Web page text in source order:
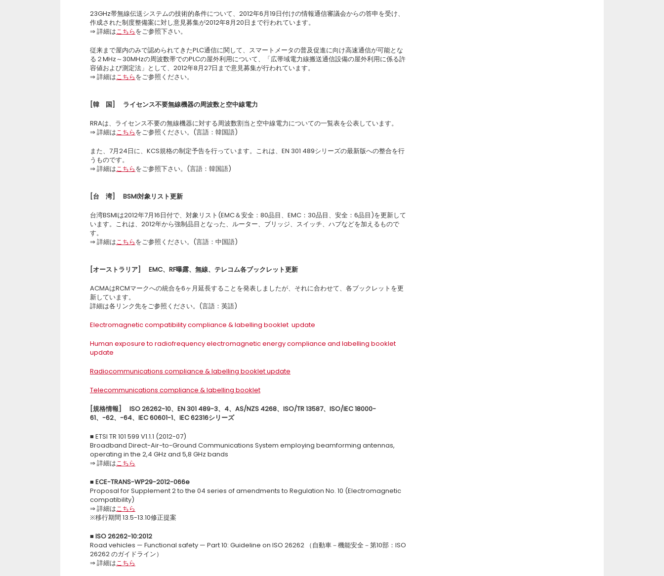
23GHz帯無線伝送システムの技術的条件について、2012年6月19日付けの情報通信審議会からの答申を受け、
作成された制度整備案に対し意見募集が2012年8月20日まで行われています。
⇒ 詳細はこちらをご参照下さい。
従来まで屋内のみで認められてきたPLC通信に関して、スマートメータの普及促進に向け高速通信が可能とな
る２MHz～30MHzの周波数帯でのPLCの屋外利用について、「広帯域電力線搬送通信設備の屋外利用に係る許
容値および測定法」として、2012年8月27日まで意見募集が行われています。
⇒ 詳細はこちらをご参照ください。
[韓 国] ライセンス不要無線機器の周波数と空中線電力
RRAは、ライセンス不要の無線機器に対する周波数割当と空中線電力についての一覧表を公表しています。
⇒ 詳細はこちらをご参照ください。(言語：韓国語)
また、7月24日に、KCS規格の制定予告を行っています。これは、EN 301 489シリーズの最新版への整合を行
うものです。
⇒ 詳細はこちらをご参照下さい。(言語：韓国語)
[台 湾] BSMI対象リスト更新
台湾BSMIは2012年7月16日付で、対象リスト(EMC＆安全：80品目、EMC：30品目、安全：6品目)を更新して
います。これは、2012年から強制品目となった、ルーター、ブリッジ、スイッチ、ハブなどを加えるもので
す。
⇒ 詳細はこちらをご参照ください。(言語：中国語)
[オーストラリア] EMC、RF曝露、無線、テレコム各ブックレット更新
ACMAはRCMマークへの統合を6ヶ月延長することを発表しましたが、それに合わせて、各ブックレットを更
新しています。
詳細は各リンク先をご参照ください。(言語：英語)
Electromagnetic compatibility compliance & labelling booklet update
Human exposure to radiofrequency electromagnetic energy compliance and labelling booklet
update
Radiocommunications compliance & labelling booklet update
Telecommunications compliance & labelling booklet
[規格情報] ISO 26262-10、EN 301 489-3、4、AS/NZS 4268、ISO/TR 13587、ISO/IEC 18000-
61、 -62、-64、IEC 60601-1、IEC 62316シリーズ
■ ETSI TR 101 599 V1.1.1 (2012-07)
Broadband Direct-Air-to-Ground Communications System employing beamforming antennas,
operating in the 2,4 GHz and 5,8 GHz bands
⇒ 詳細はこちら
■ ECE-TRANS-WP29-2012-066e
Proposal for Supplement 2 to the 04 series of amendments to Regulation No. 10 (Electromagnetic
compatibility)
⇒ 詳細はこちら
※移行期間 13.5-13.10修正提案
■ ISO 26262-10:2012
Road vehicles — Functional safety — Part 10: Guideline on ISO 26262 （自動車－機能安全－第10部：ISO
26262 のガイドライン）
⇒ 詳細はこちら